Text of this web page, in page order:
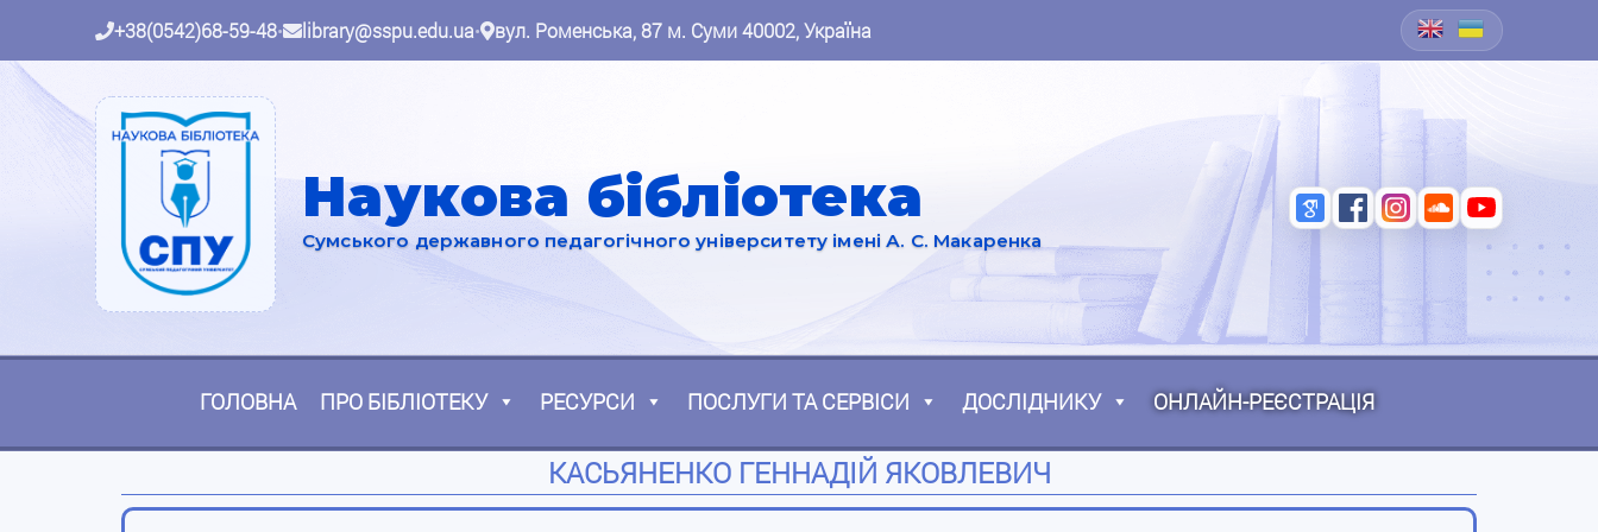
+38(0542)68-59-48• library@sspu.edu.ua• вул. Роменська, 87 м. Суми 40002, Україна
Наукова бібліотека
Сумського державного педагогічного університету імені А. С. Макаренка
ГОЛОВНА ПРО БІБЛІОТЕКУ РЕСУРСИ ПОСЛУГИ ТА СЕРВІСИ ДОСЛІДНИКУ ОНЛАЙН-РЕЄСТРАЦІЯ
КАСЬЯНЕНКО ГЕННАДІЙ ЯКОВЛЕВИЧ